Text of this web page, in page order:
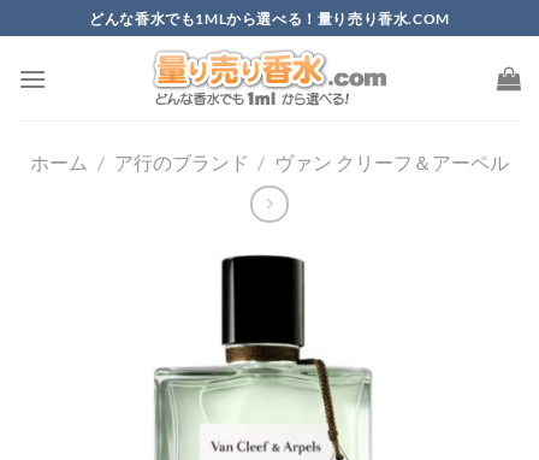
to
content
どんな香水でも1MLから選べる！量り売り香水.COM
ホーム / ア行のブランド / ヴァン クリーフ＆アーペル